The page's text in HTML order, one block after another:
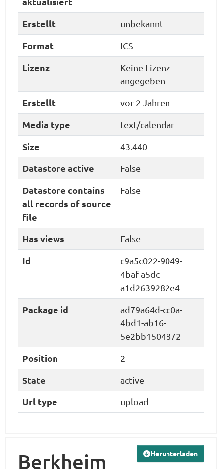
Herunterladen
Berkheim
Erstellt unbekannt
Format ICS
Lizenz
Keine Lizenz
angegeben
Erstellt vor 2 Jahren
Media type text/calendar
Size 43.440
Datastore active False
Datastore contains
all records of source
file
False
Has views False
Id
c9a5c022-9049-
4baf-a5dc-
a1d2639282e4
Package id
ad79a64d-cc0a-
4bd1-ab16-
5e2bb1504872
Position 2
State active
Url type upload